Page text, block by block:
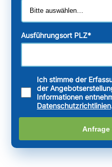
Ausführungsort PLZ*
Ich stimme der
der
Informationen
Datenschutzrichtlinien
Anfrage